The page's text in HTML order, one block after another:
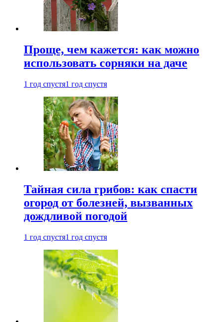
Проще, чем кажется: как можно
использовать сорняки на даче
1 год спустя1 год спустя
Тайная сила грибов: как спасти
огород от болезней, вызванных
дождливой погодой
1 год спустя1 год спустя